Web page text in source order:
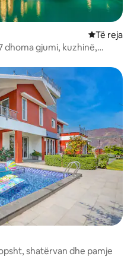
Të reja
dhoma gjumi, kuzhinë,
shatërvan dhe pamje